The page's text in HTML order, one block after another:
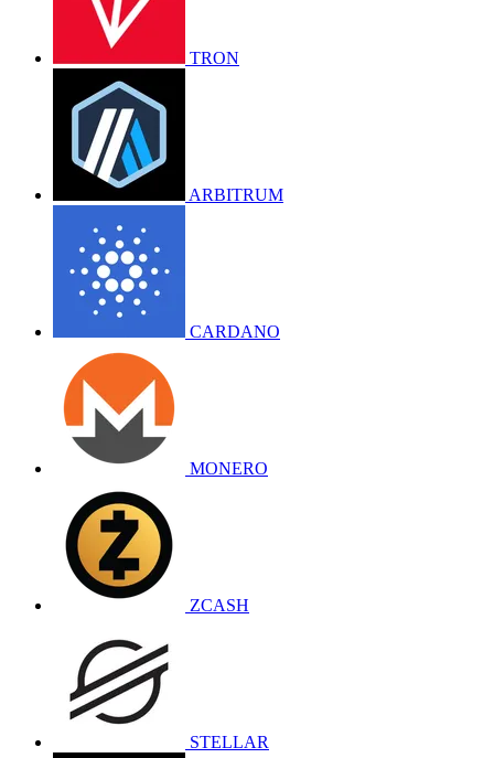
TRON
ARBITRUM
CARDANO
MONERO
ZCASH
STELLAR